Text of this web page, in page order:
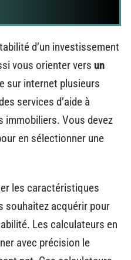
d’un investissement
vous orienter vers un
sur internet plusieurs
services d’aide à
immobiliers. Vous devez
en sélectionner une
les caractéristiques
souhaitez acquérir pour
Les calculateurs en
avec précision le